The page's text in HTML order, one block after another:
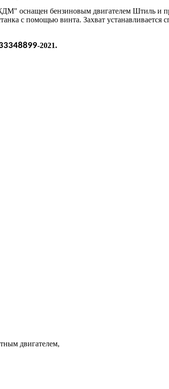
оснащен бензиновым двигателем Штиль и
с помощью винта. Захват
-2021.
двигателем,